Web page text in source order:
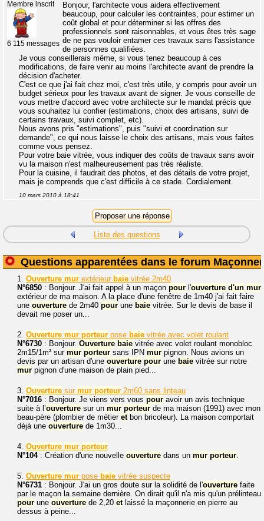
Membre inscrit
6 115 messages
Bonjour, l'architecte vous aidera effectivement
beaucoup, pour calculer les contraintes, pour estimer un
coût global et pour déterminer si les offres des
professionnels sont raisonnables, et vous êtes très sage
de ne pas vouloir entamer ces travaux sans l'assistance
de personnes qualifiées.
Je vous conseillerais même, si vous tenez beaucoup à ces
modifications, de faire venir au moins l'architecte avant de prendre la
décision d'acheter.
C'est ce que j'ai fait chez moi, c'est très utile, y compris pour avoir un
budget sérieux pour les travaux avant de signer. Je vous conseille de
vous mettre d'accord avec votre architecte sur le mandat précis que
vous souhaitez lui confier (estimations, choix des artisans, suivi de
certains travaux, suivi complet, etc).
Nous avons pris "estimations", puis "suivi et coordination sur
demande", ce qui nous laisse le choix des artisans, mais vous faites
comme vous pensez.
Pour votre baie vitrée, vous indiquer des coûts de travaux sans avoir
vu la maison n'est malheureusement pas très réaliste.
Pour la cuisine, il faudrait des photos, et des détails de votre projet,
mais je comprends que c'est difficile à ce stade. Cordialement.
10 mars 2010 à 18:41
Liste des questions
Questions apparentées dans le forum
1. Ouverture mur extérieur baie vitrée 2m40
N°6850 : Bonjour. J'ai fait appel à un maçon pour l'ouverture d'un mur
extérieur de ma maison. A la place d'une fenêtre de 1m40 j'ai fait faire
une ouverture de 2m40 pour une baie vitrée. Sur le devis de base il
devait me poser un...
2. Ouverture mur porteur pose baie vitrée avec volet roulant
N°6730 : Bonjour. Ouverture baie vitrée avec volet roulant monobloc
2m15/1m² sur mur porteur sans IPN mur pignon. Nous avions un
devis par un artisan d'une ouverture pour une baie vitrée sur notre
mur pignon d'une maison de plain pied...
3. Ouverture sur mur porteur 2m60 sans linteau
N°7016 : Bonjour. Je viens vers vous pour avoir un avis technique
suite à l’ouverture sur un mur porteur de ma maison (1991) avec mon
beau-père (plombier de métier etbon bricoleur). La maison comportait
déjà une ouverture de 1m30...
4. Ouverture mur porteur
N°104: Création d'une nouvelle ouverture dans un mur porteur.
5. Ouverture mur pose baie vitrée suspecte
N°6731 : Bonjour. J'ai un gros doute sur la solidité de l'ouverture faite
par le maçon la semaine dernière. On dirait qu'il n'a mis qu'un prélinteau
pour une ouverture de 2,20 etlaissé la maçonnerie en pierre au
dessus à peine...